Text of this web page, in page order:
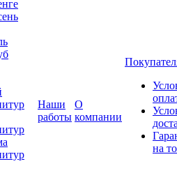
Наши
работы
О
компании
на